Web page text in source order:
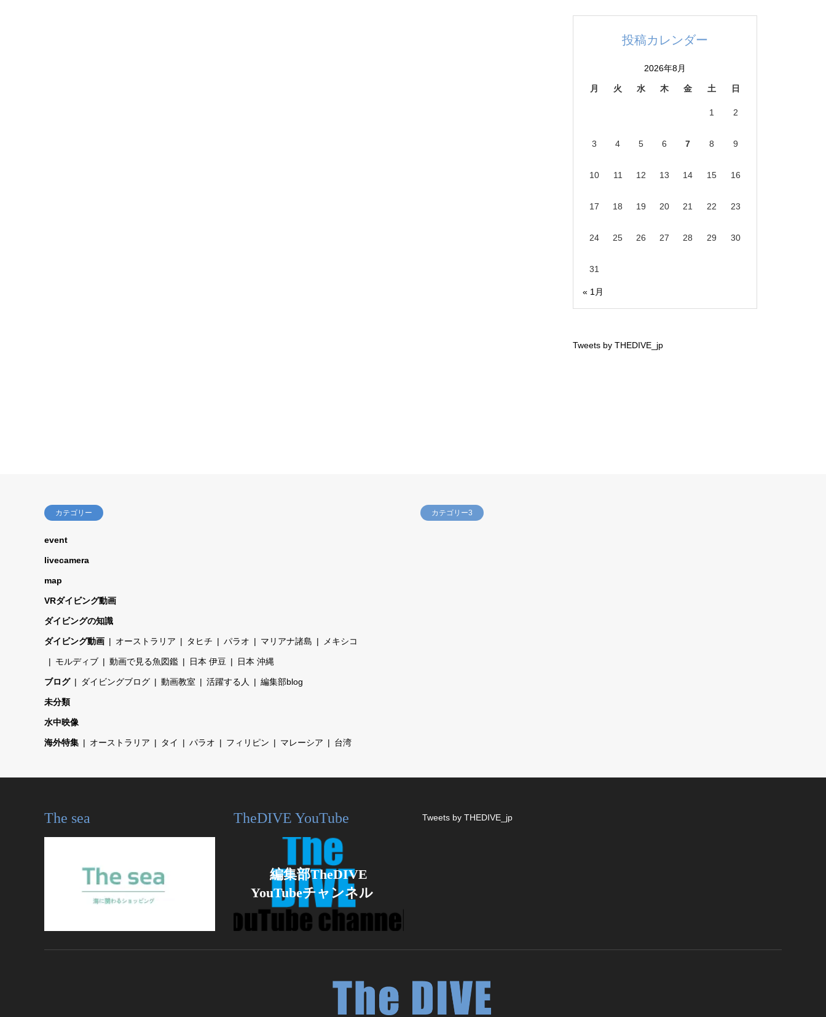
投稿カレンダー
2026年8月
月 火 水 木 金 土 日
1 2
3 4 5 6 7 8 9
10 11 12 13 14 15 16
17 18 19 20 21 22 23
24 25 26 27 28 29 30
31
« 1月
Tweets by THEDIVE_jp
カテゴリー
event
livecamera
map
VRダイビング動画
ダイビングの知識
ダイビング動画 オーストラリア タヒチ パラオ マリアナ諸島 メキシコ
モルディブ 動画で見る魚図鑑 日本 伊豆 日本 沖縄
ブログ ダイビングブログ 動画教室 活躍する人 編集部blog
未分類
水中映像
海外特集 オーストラリア タイ パラオ フィリピン マレーシア 台湾
カテゴリー3
The sea TheDIVE YouTube
編集部TheDIVE
YouTubeチャンネル
Tweets by THEDIVE_jp